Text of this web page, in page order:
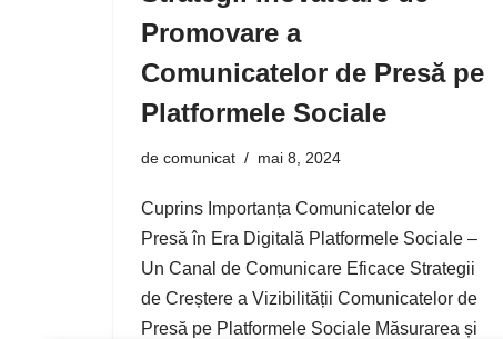
Promovare a
Comunicatelor de Presă pe
Platformele Sociale
de comunicat mai 8, 2024
Cuprins Importanța Comunicatelor de
Presă în Era Digitală Platformele Sociale –
Un Canal de Comunicare Eficace Strategii
de Creștere a Vizibilității Comunicatelor de
Presă pe Platformele Sociale Măsurarea și